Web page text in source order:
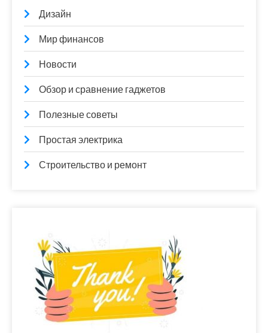
Дизайн
Мир финансов
Новости
Обзор и сравнение гаджетов
Полезные советы
Простая электрика
Строительство и ремонт